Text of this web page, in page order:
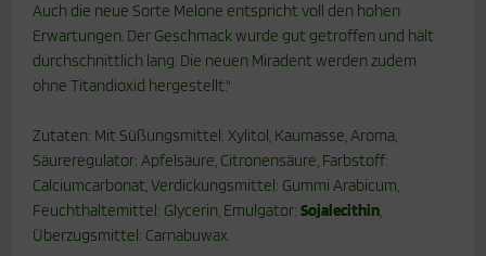
Auch die neue Sorte Melone entspricht voll den hohen
Erwartungen. Der Geschmack wurde gut getroffen und hält
durchschnittlich lang. Die neuen Miradent werden zudem
ohne Titandioxid hergestellt."
Zutaten: Mit Süßungsmittel: Xylitol, Kaumasse, Aroma,
Säureregulator: Apfelsäure, Citronensäure, Farbstoff:
Calciumcarbonat, Verdickungsmittel: Gummi Arabicum,
Feuchthaltemittel: Glycerin, Emulgator: Sojalecithin,
Überzugsmittel: Carnabuwax.